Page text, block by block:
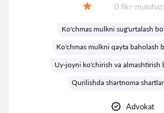
Fikrlar:
0 fikr-
Ko'chmas mulkni sug'urtalash
Ko'chmas mulkni qayta baholash
Uy-joyni ko'chirish va almashtirish
Qurilishda shartnoma
Advokat